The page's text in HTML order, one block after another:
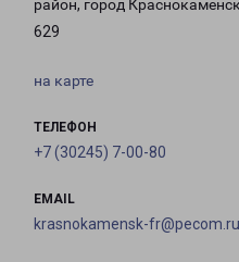
район, город
629
на карте
ТЕЛЕФОН
+7 (30245) 7-00-80
EMAIL
krasnokamensk-fr@pecom.ru